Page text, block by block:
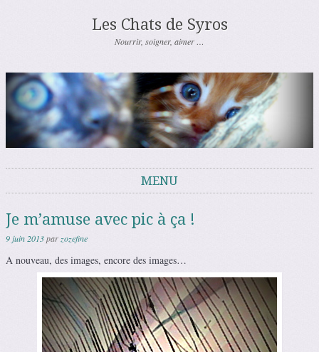
Les Chats de Syros
Nourrir, soigner, aimer …
MENU
Je m’amuse avec pic à ça !
9 juin 2013parzozefine
A nouveau, des images, encore des images…